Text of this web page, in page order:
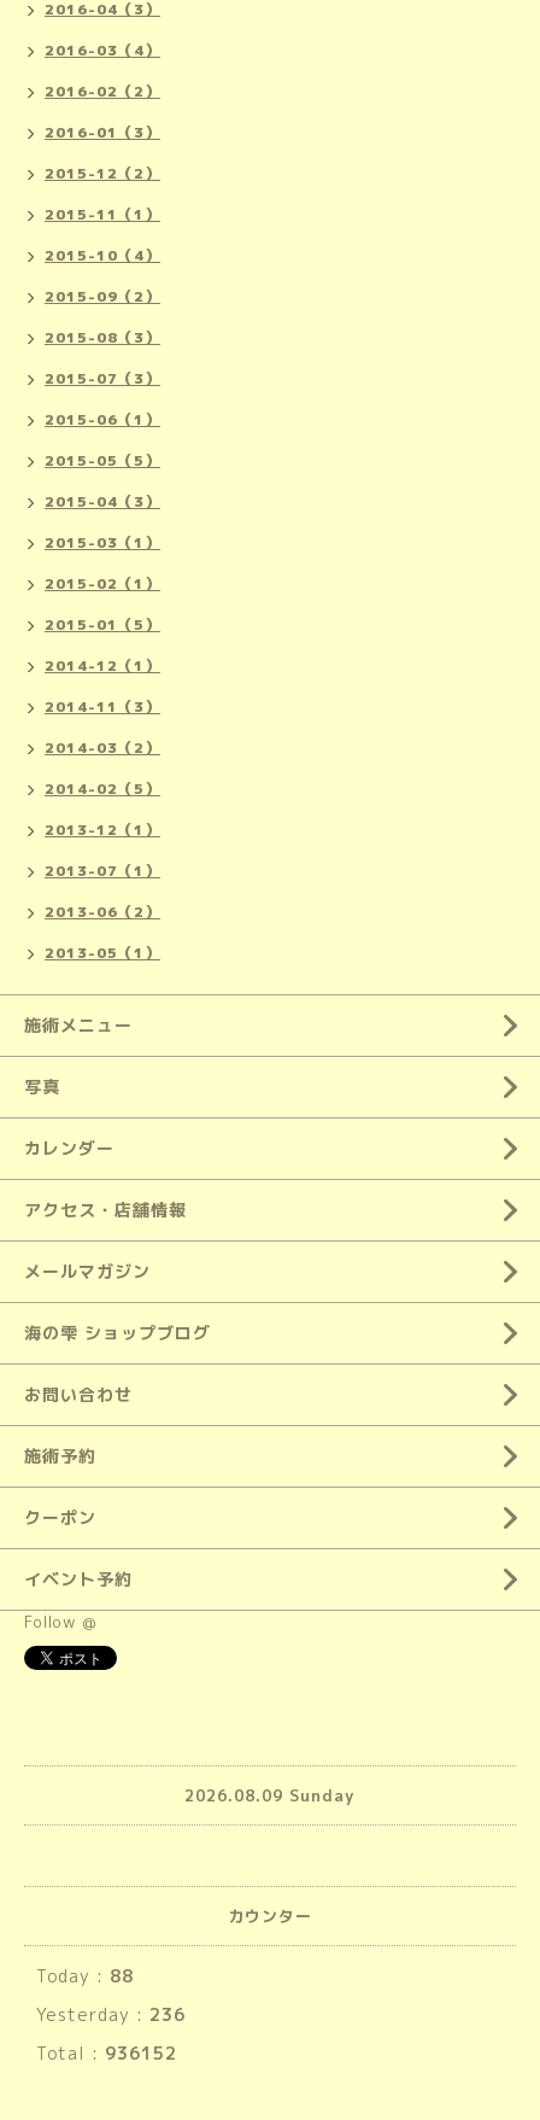
2016-04（3）
2016-03（4）
2016-02（2）
2016-01（3）
2015-12（2）
2015-11（1）
2015-10（4）
2015-09（2）
2015-08（3）
2015-07（3）
2015-06（1）
2015-05（5）
2015-04（3）
2015-03（1）
2015-02（1）
2015-01（5）
2014-12（1）
2014-11（3）
2014-03（2）
2014-02（5）
2013-12（1）
2013-07（1）
2013-06（2）
2013-05（1）
施術メニュー
写真
カレンダー
アクセス・店舗情報
メールマガジン
海の雫 ショップブログ
お問い合わせ
施術予約
クーポン
イベント予約
Follow @
2026.08.09 Sunday
カウンター
Today : 88
Yesterday : 236
Total : 936152